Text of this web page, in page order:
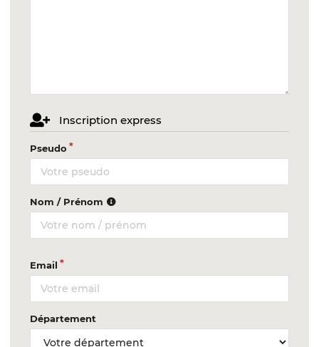
Inscription express
Pseudo
Nom / Prénom
Email
Département